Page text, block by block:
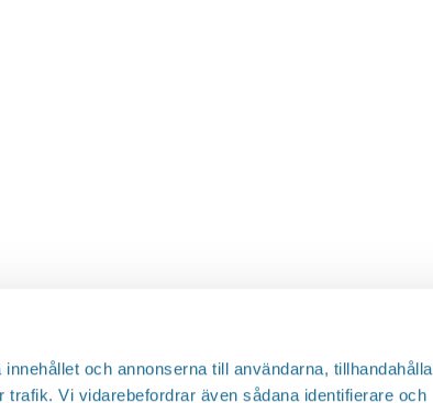
och annonserna till användarna, tillhandahålla
Vi vidarebefordrar även sådana identifierare och